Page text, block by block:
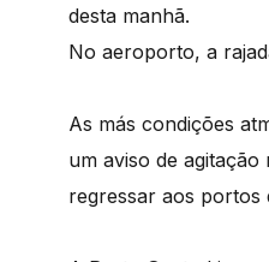
desta manhã.
No aeroporto, a
As más condições
um aviso de
regressar aos portos